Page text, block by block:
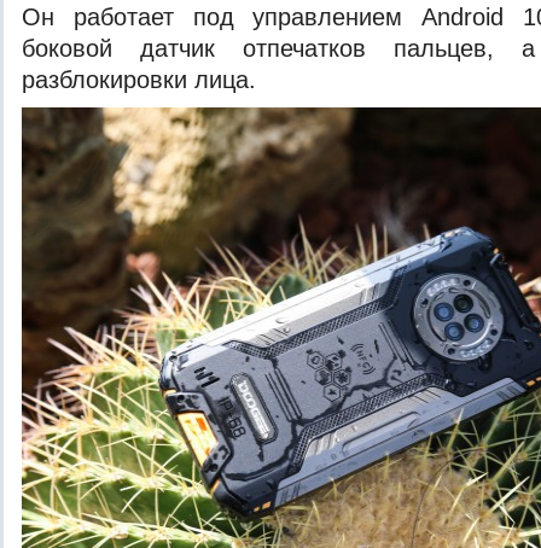
Он работает под управлением Android
боковой датчик отпечатков пальцев,
разблокировки лица.